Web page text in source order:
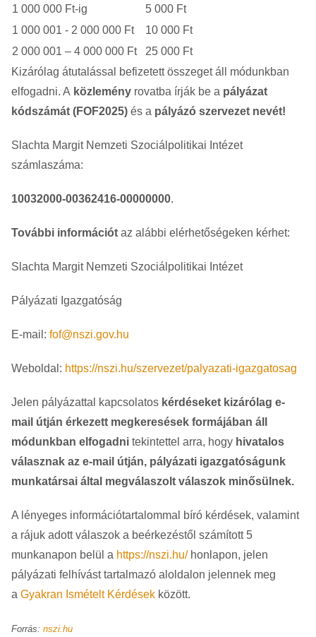
1 000 000 Ft-ig
5 000 Ft
1 000 001 ­- 2 000 000 Ft
10 000 Ft
2 000 001 – 4 000 000 Ft
25 000 Ft
Kizárólag átutalással befizetett összeget áll módunkban
elfogadni. A közlemény rovatba írják be a pályázat
kódszámát (FOF2025) és a pályázó szervezet nevét!
Slachta Margit Nemzeti Szociálpolitikai Intézet
számlaszáma:
10032000-00362416-00000000.
További információt az alábbi elérhetőségeken kérhet:
Slachta Margit Nemzeti Szociálpolitikai Intézet
Pályázati Igazgatóság
E-mail: fof@nszi.gov.hu
Weboldal: https://nszi.hu/szervezet/palyazati-igazgatosag
Jelen pályázattal kapcsolatos kérdéseket kizárólag e-
mail útján érkezett megkeresések formájában áll
módunkban elfogadni tekintettel arra, hogy hivatalos
válasznak az e-mail útján, pályázati igazgatóságunk
munkatársai által megválaszolt válaszok minősülnek.
A lényeges információtartalommal bíró kérdések, valamint
a rájuk adott válaszok a beérkezéstől számított 5
munkanapon belül a https://nszi.hu/honlapon, jelen
pályázati felhívást tartalmazó aloldalon jelennek meg
a Gyakran Ismételt Kérdések között.
Forrás: nszi.hu